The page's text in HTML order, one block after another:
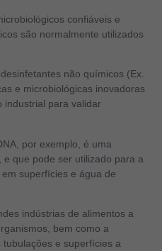
confiáveis e
são normalmente utilizados
não químicos (Ex.
e microbiológicas inovadoras
industrial para validar
por exemplo, é uma
que pode ser utilizado para a
superfícies e água de
indústrias de alimentos a
bem como a
e superfícies a